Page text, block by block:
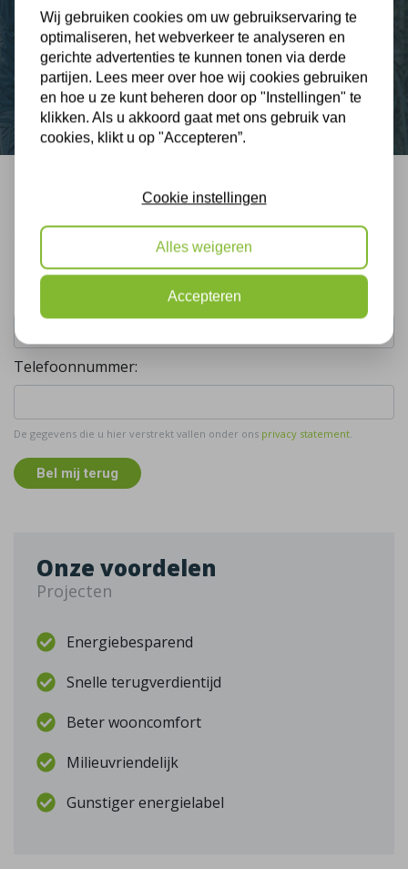
Nieuws
Contact
Bel mij terug
Gratis, vrijblijvend advies
Telefoonnummer:
De gegevens die u hier verstrekt vallen onder ons privacy statement.
Bel mij terug
Onze voordelen
Projecten
Energiebesparend
Snelle terugverdientijd
Beter wooncomfort
Milieuvriendelijk
Gunstiger energielabel
Wij gebruiken cookies om uw gebruikservaring te
optimaliseren, het webverkeer te analyseren en
gerichte advertenties te kunnen tonen via derde
partijen. Lees meer over hoe wij cookies gebruiken
en hoe u ze kunt beheren door op "Instellingen" te
klikken. Als u akkoord gaat met ons gebruik van
cookies, klikt u op "Accepteren”.
Cookie instellingen
Alles weigeren
Accepteren